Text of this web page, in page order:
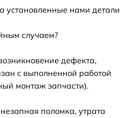
установленные нами детали
случаем?
дефекта,
с выполненной работой
монтаж запчасти).
поломка, утрата